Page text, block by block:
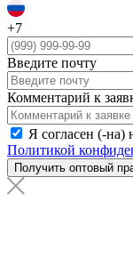
+7
Введите почту
Комментарий к
Я согласен (-на)
Политикой